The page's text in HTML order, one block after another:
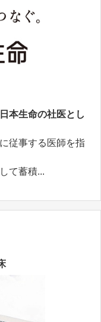
本生命の社医とし
従事する医師を指
て蓄積...